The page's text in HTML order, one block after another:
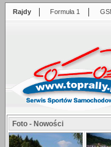
Rajdy | Formuła 1 |
Foto - Nowości